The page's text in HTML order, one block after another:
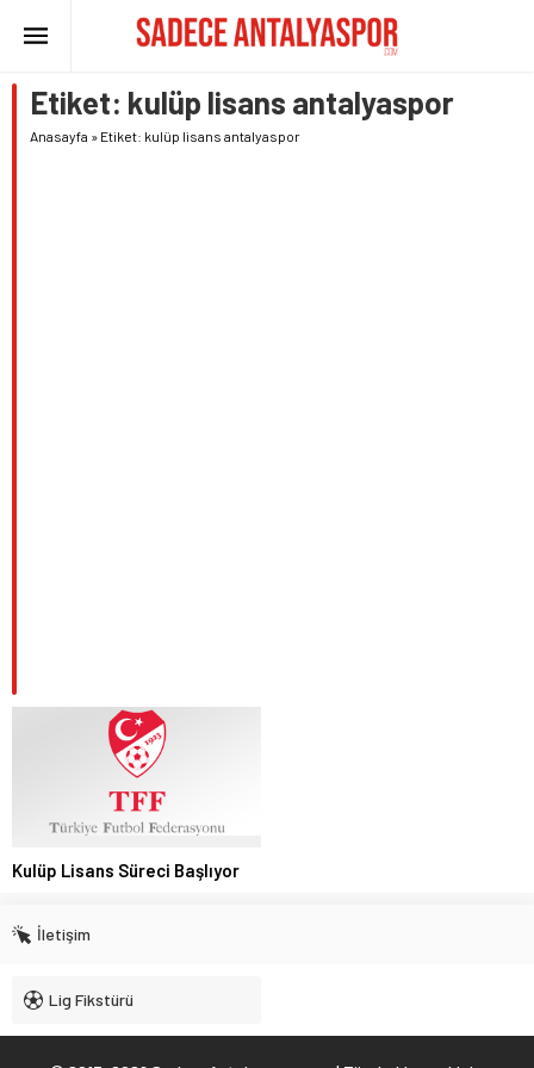
Etiket: kulüp lisans antalyaspor
Anasayfa » Etiket: kulüp lisans antalyaspor
Kulüp Lisans Süreci Başlıyor
İletişim
Lig Fikstürü